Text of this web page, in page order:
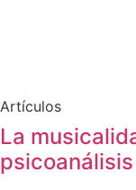
Artículos
La
psicoanálisis